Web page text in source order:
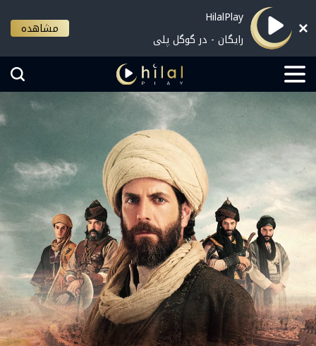
HilalPlay
رایگان - در گوگل پلی
مشاهده